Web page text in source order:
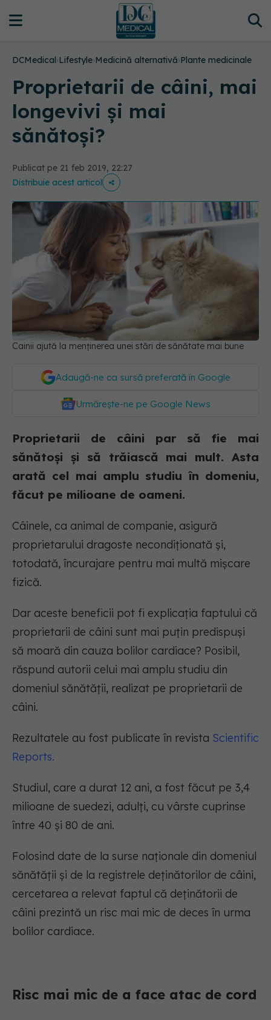
DCMedical›Lifestyle›Medicină alternativă›Plante medicinale
Proprietarii de câini, mai
longevivi și mai
sănătoși?
Publicat pe 21 feb 2019, 22:27
Distribuie acest articol
Cainii ajută la menținerea unei stări de sănătate mai bune
Adaugă-ne ca sursă preferată în Google
Urmărește-ne pe Google News
Proprietarii de câini par să fie mai
sănătoși și să trăiască mai mult. Asta
arată cel mai amplu studiu în domeniu,
făcut pe milioane de oameni.
Câinele, ca animal de companie, asigură
proprietarului dragoste necondiționată și,
totodată, încurajare pentru mai multă mișcare
fizică.
Dar aceste beneficii pot fi explicația faptului că
proprietarii de câini sunt mai puțin predispuși
să moară din cauza bolilor cardiace? Posibil,
răspund autorii celui mai amplu studiu din
domeniul sănătății, realizat pe proprietarii de
câini.
Rezultatele au fost publicate în revista Scientific
Reports.
Studiul, care a durat 12 ani, a fost făcut pe 3,4
milioane de suedezi, adulți, cu vârste cuprinse
între 40 și 80 de ani.
Folosind date de la surse naționale din domeniul
sănătății și de la registrele deținătorilor de câini,
cercetarea a relevat faptul că deținătorii de
câini prezintă un risc mai mic de deces în urma
bolilor cardiace.
Risc mai mic de a face atac de cord